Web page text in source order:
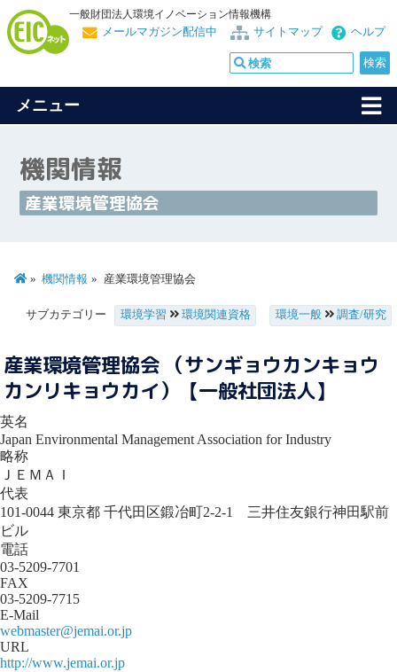
一般財団法人環境イノベーション情報機構
ヘルプ
サイトマップ
メールマガジン配信中
メニュー
機関情報
産業環境管理協会
機関情報 産業環境管理協会
サブカテゴリー 環境学習 環境関連資格 環境一般 調査/研究
産業環境管理協会 （サンギョウカンキョウ
カンリキョウカイ）【一般社団法人】
英名
Japan Environmental Management Association for Industry
略称
ＪＥＭＡＩ
代表
101-0044 東京都 千代田区鍛冶町2-2-1 三井住友銀行神田駅前
ビル
電話
03-5209-7701
FAX
03-5209-7715
E-Mail
webmaster@jemai.or.jp
URL
http://www.jemai.or.jp